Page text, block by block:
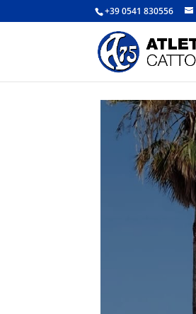
+39 0541 830556